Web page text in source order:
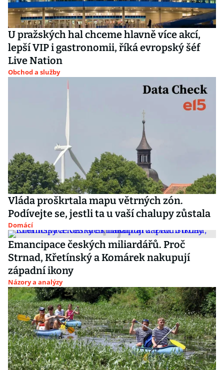
U pražských hal chceme hlavně více akcí,
lepší VIP i gastronomii, říká evropský šéf
Live Nation
Obchod a služby
Vláda proškrtala mapu větrných zón.
Podívejte se, jestli ta u vaší chalupy zůstala
Domácí
Emancipace českých miliardářů. Proč
Strnad, Křetínský a Komárek nakupují
západní ikony
Názory a analýzy